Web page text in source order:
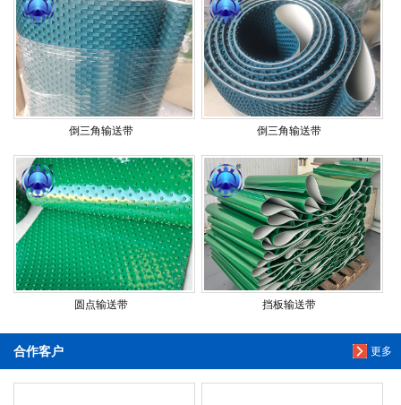
倒三角输送带 倒三角输送带
圆点输送带 挡板输送带
更多
合作客户